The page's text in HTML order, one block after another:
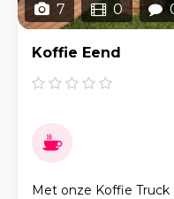
7 0
Koffie Eend
Met onze Koffie